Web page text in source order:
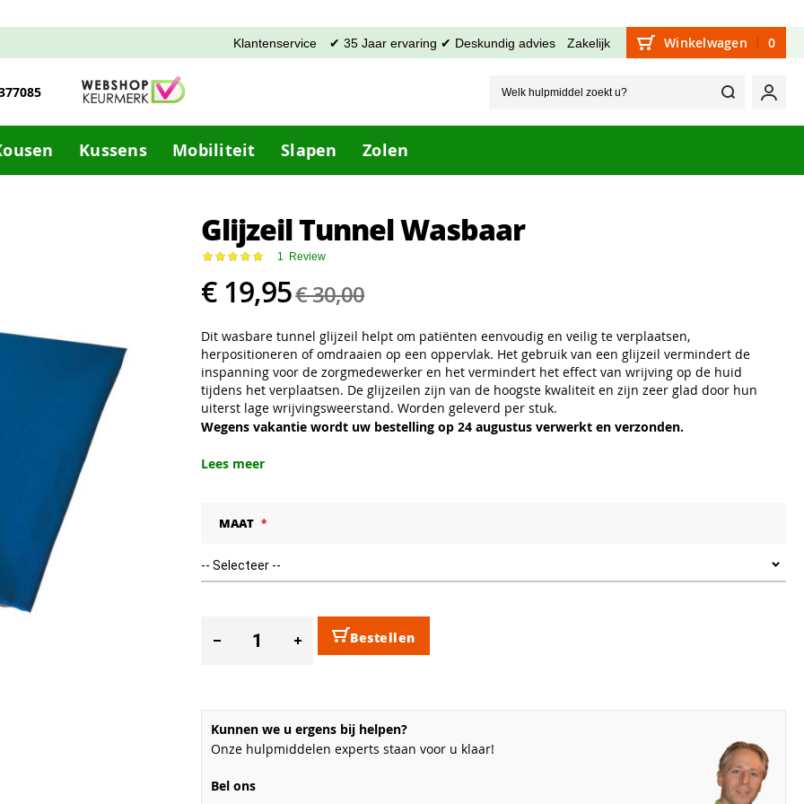
Klantenservice ✔ 35 Jaar ervaring ✔ Deskundig advies Zakelijk Winkelwagen 0
Welk
Mijn
Kussens Mobiliteit Slapen Zolen
Glijzeil Tunnel Wasbaar
Waardering: 1 Review
€ 19,95€ 30,00
Dit wasbare tunnel glijzeil helpt om patiënten eenvoudig en veilig te verplaatsen,
herpositioneren of omdraaien op een oppervlak. Het gebruik van een glijzeil vermindert de
inspanning voor de zorgmedewerker en het vermindert het effect van wrijving op de huid
tijdens het verplaatsen. De glijzeilen zijn van de hoogste kwaliteit en zijn zeer glad door hun
uiterst lage wrijvingsweerstand. Worden geleverd per stuk.
Wegens vakantie wordt uw bestelling op 24 augustus verwerkt en verzonden.
Lees meer
MAAT
Bestellen
Kunnen we u ergens bij helpen?
Onze hulpmiddelen experts staan voor u klaar!
Bel ons